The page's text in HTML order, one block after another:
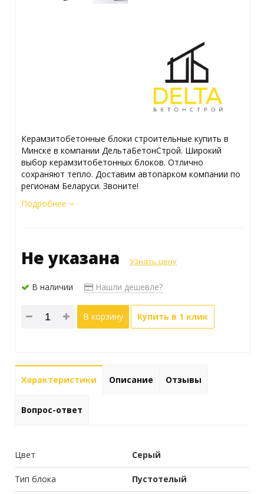
Керамзитобетонные блоки строительные купить в
Минске в компании ДельтаБетонСтрой. Широкий
выбор керамзитобетонных блоков. Отлично
сохраняют тепло. Доставим автопарком компании по
регионам Беларуси. Звоните!
Подробнее
Не указана Узнать цену
В наличии Нашли дешевле?
В корзину Купить в 1 клик
Характеристики Описание Отзывы
Вопрос-ответ
Цвет Серый
Тип блока Пустотелый